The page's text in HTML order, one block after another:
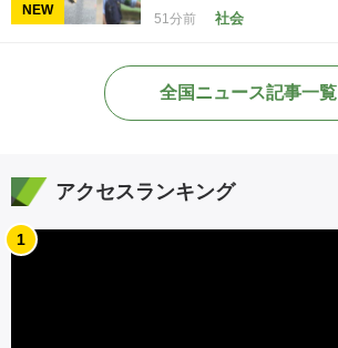
NEW
51分前 社会
全国ニュース記事一覧
アクセスランキング
1